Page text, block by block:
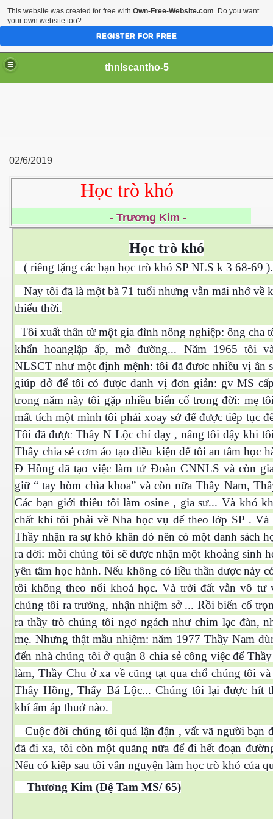
thnlscantho-5
02/6/2019
Học trò khó
- Trương Kim -
Học trò khó
( riêng tặng các bạn học trò khó SP NLS k 3 68-69 ).
Nay tôi đã là một bà 71 tuổi nhưng vẫn mãi nhớ về
thiếu thời.
Tôi xuất thân từ một gia đình nông nghiệp: ông cha
khẩn hoanglập ấp, mở đường... Năm 1965 tôi
NLSCT như một định mệnh: tôi đã đươc nhiều vị ân
giúp dở để tôi có được danh vị đơn giản: gv MS
trong năm này tôi gặp nhiều biến cố trong đời: mẹ
mất tích một mình tôi phải xoay sở để được tiếp tục
Tôi đã được Thầy N Lộc chỉ dạy , nâng tôi dậy khi
Thầy chia sẻ cơm áo tạo điều kiện để tôi an tâm học
Đ Hồng đã tạo việc làm tử Đoàn CNNLS và còn
giữ “ tay hòm chìa khoa” và còn nữa Thầy Nam,
Các bạn giới thiêu tôi làm osine , gia sư... Và khó
chất khi tôi phải về Nha học vụ để theo lớp SP . Và
Thầy nhận ra sự khó khăn đó nên có một danh sách
ra đời: mỗi chúng tôi sẽ được nhận một khoảng sinh
yên tâm học hành. Nếu không có liều thần dược này
tôi không theo nổi khoá học. Và trời đất vẫn vô tư
chúng tôi ra trường, nhận nhiệm sở ... Rồi biến cố
ra thầy trò chúng tôi ngơ ngách như chim lạc đàn,
mẹ. Nhưng thật mầu nhiệm: năm 1977 Thầy Nam
đến nhà chúng tôi ở quận 8 chia sẻ công việc để
làm, Thầy Chu ở xa về cũng tạt qua chổ chúng tôi
Thầy Hồng, Thấy Bá Lộc... Chúng tôi lại được hít
khí ấm áp thuở nào.
Cuộc đời chúng tôi quá lận đận , vất vã người bạn
đã đi xa, tôi còn một quãng nữa để đi hết đoạn
Nếu có kiếp sau tôi vẫn nguyện làm học trò khó của
Thương Kim (Đệ Tam MS/ 65)
Bộ xưa
2015
This website was created for free with Own-Free-Website.com. Do you want
your own website too?
REGISTER FOR FREE